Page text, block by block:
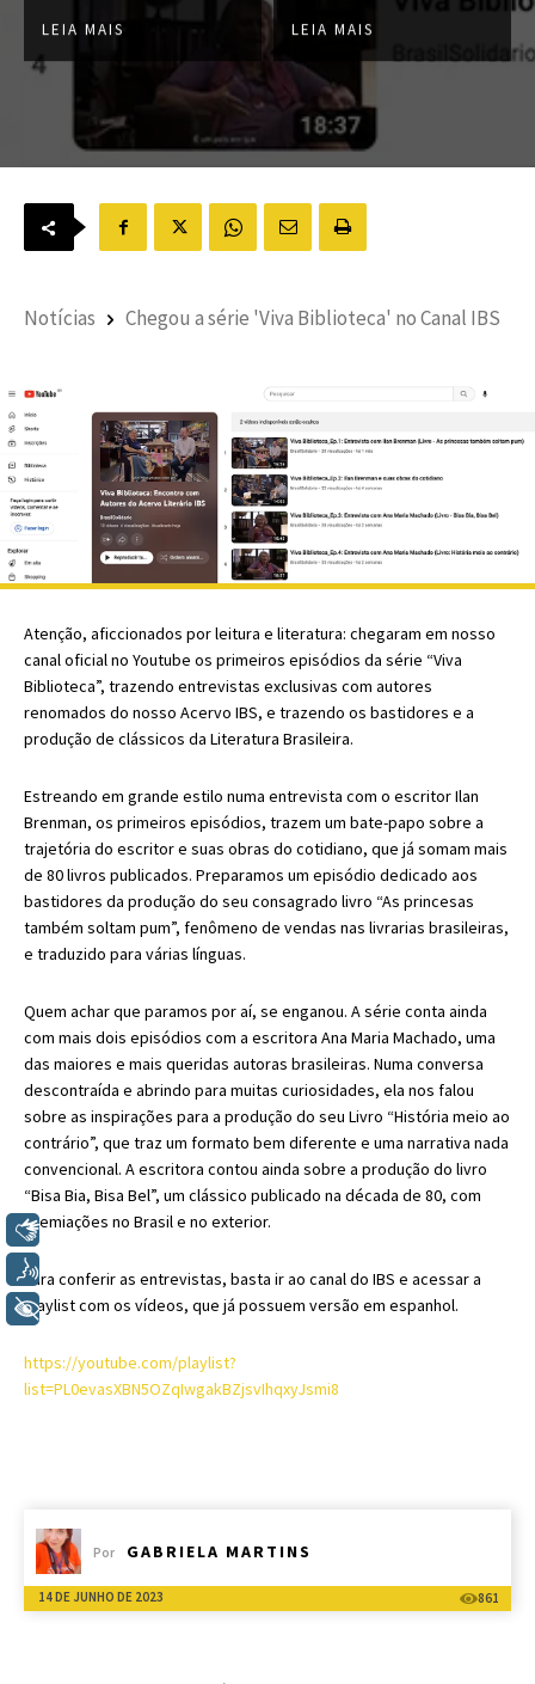
LEIA MAIS LEIA MAIS
Notícias Chegou a série 'Viva Biblioteca' no Canal IBS
Atenção, aficcionados por leitura e literatura: chegaram em nosso
canal oficial no Youtube os primeiros episódios da série “Viva
Biblioteca”, trazendo entrevistas exclusivas com autores
renomados do nosso Acervo IBS, e trazendo os bastidores e a
produção de clássicos da Literatura Brasileira.
Estreando em grande estilo numa entrevista com o escritor Ilan
Brenman, os primeiros episódios, trazem um bate-papo sobre a
trajetória do escritor e suas obras do cotidiano, que já somam mais
de 80 livros publicados. Preparamos um episódio dedicado aos
bastidores da produção do seu consagrado livro “As princesas
também soltam pum”, fenômeno de vendas nas livrarias brasileiras,
e traduzido para várias línguas.
Quem achar que paramos por aí, se enganou. A série conta ainda
com mais dois episódios com a escritora Ana Maria Machado, uma
das maiores e mais queridas autoras brasileiras. Numa conversa
descontraída e abrindo para muitas curiosidades, ela nos falou
sobre as inspirações para a produção do seu Livro “História meio ao
contrário”, que traz um formato bem diferente e uma narrativa nada
convencional. A escritora contou ainda sobre a produção do livro
“Bisa Bia, Bisa Bel”, um clássico publicado na década de 80, com
premiações no Brasil e no exterior.
Para conferir as entrevistas, basta ir ao canal do IBS e acessar a
playlist com os vídeos, que já possuem versão em espanhol.
https://youtube.com/playlist?
list=PL0evasXBN5OZqIwgakBZjsvIhqxyJsmi8
Por GABRIELA MARTINS
14 DE JUNHO DE 2023 861
Libras
Voz
+ Acessibilidade